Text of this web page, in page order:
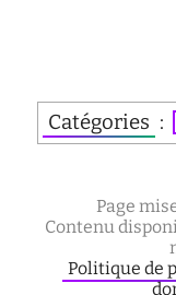
Catégories :
Page
Contenu
Politique de